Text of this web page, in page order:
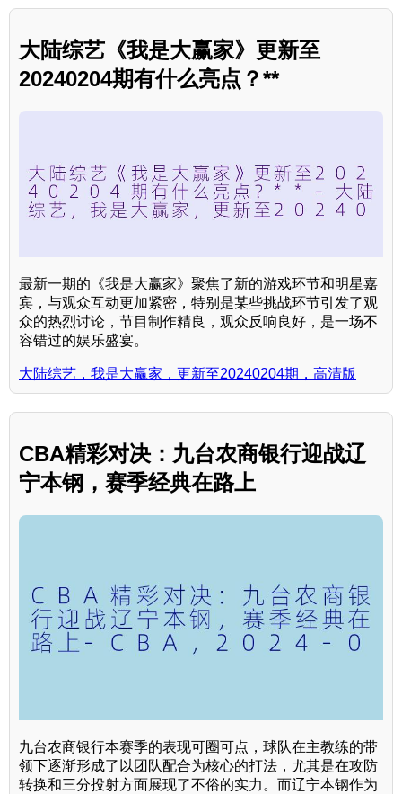
大陆综艺《我是大赢家》更新至
20240204期有什么亮点？**
最新一期的《我是大赢家》聚焦了新的游戏环节和明星嘉
宾，与观众互动更加紧密，特别是某些挑战环节引发了观
众的热烈讨论，节目制作精良，观众反响良好，是一场不
容错过的娱乐盛宴。
大陆综艺，我是大赢家，更新至20240204期，高清版
CBA精彩对决：九台农商银行迎战辽
宁本钢，赛季经典在路上
九台农商银行本赛季的表现可圈可点，球队在主教练的带
领下逐渐形成了以团队配合为核心的打法，尤其是在攻防
转换和三分投射方面展现了不俗的实力。而辽宁本钢作为